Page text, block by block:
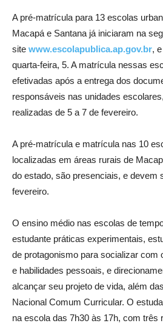
A pré-matrícula para 13 escolas
Macapá e Santana já iniciaram na
site www.escolapublica.ap.gov.br,
quarta-feira, 5. A matrícula nessas
efetivadas após a entrega dos
responsáveis nas unidades
realizadas de 5 a 7 de fevereiro.
A pré-matrícula e matrícula nas 10
localizadas em áreas rurais de
do estado, são presenciais, e devem
fevereiro.
O ensino médio nas escolas de
estudante práticas experimentais,
de protagonismo para socializar com
e habilidades pessoais, e
alcançar seu projeto de vida, além
Nacional Comum Curricular. O
na escola das 7h30 às 17h, com três